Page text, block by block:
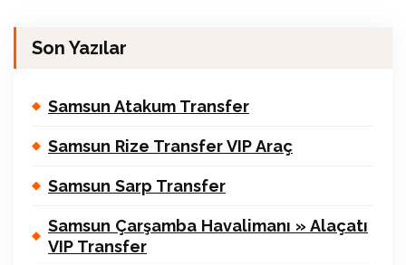
Son Yazılar
Samsun Atakum Transfer
Samsun Rize Transfer VIP Araç
Samsun Sarp Transfer
Samsun Çarşamba Havalimanı » Alaçatı
VIP Transfer